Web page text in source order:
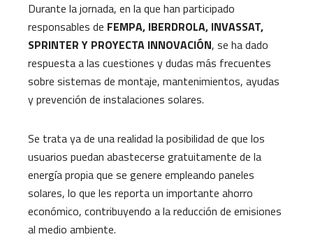
Durante la jornada, en la que han participado
responsables de FEMPA, IBERDROLA, INVASSAT,
SPRINTER Y PROYECTA INNOVACIÓN, se ha dado
respuesta a las cuestiones y dudas más frecuentes
sobre sistemas de montaje, mantenimientos, ayudas
y prevención de instalaciones solares.
Se trata ya de una realidad la posibilidad de que los
usuarios puedan abastecerse gratuitamente de la
energía propia que se genere empleando paneles
solares, lo que les reporta un importante ahorro
económico, contribuyendo a la reducción de emisiones
al medio ambiente.